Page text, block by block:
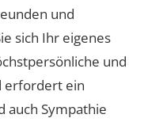
und
sich Ihr eigenes
und
erfordert ein
auch Sympathie